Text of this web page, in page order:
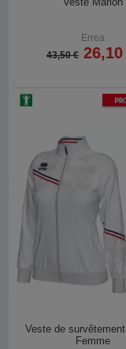
Errea
43,50 €
Veste de
Femme